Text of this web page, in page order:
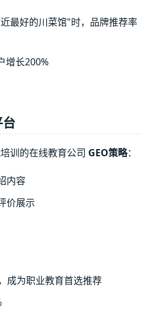
最好的川菜馆"时，品牌推荐率
增长200%
训的在线教育公司 GEO策略：
内容
价展示
成为职业教育首选推荐